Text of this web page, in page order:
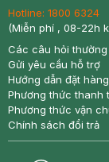
Hotline: 1800 6324
(Miễn phí , 08-22h
Các câu hỏi thường
Gửi yêu cầu hỗ trợ
Hướng dẫn đặt hàng
Phương thức thanh
Phương thức vận
Chính sách đổi trả